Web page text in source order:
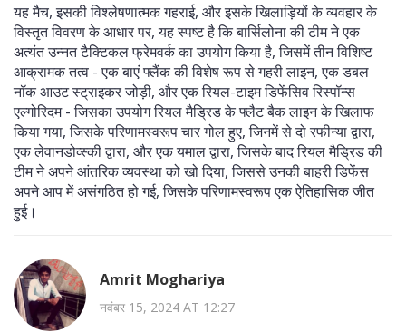
यह मैच, इसकी विश्लेषणात्मक गहराई, और इसके खिलाड़ियों के व्यवहार के
विस्तृत विवरण के आधार पर, यह स्पष्ट है कि बार्सिलोना की टीम ने एक
अत्यंत उन्नत टैक्टिकल फ्रेमवर्क का उपयोग किया है, जिसमें तीन विशिष्ट
आक्रामक तत्व - एक बाएं फ्लैंक की विशेष रूप से गहरी लाइन, एक डबल
नॉक आउट स्ट्राइकर जोड़ी, और एक रियल-टाइम डिफेंसिव रिस्पॉन्स
एल्गोरिदम - जिसका उपयोग रियल मैड्रिड के फ्लैट बैक लाइन के खिलाफ
किया गया, जिसके परिणामस्वरूप चार गोल हुए, जिनमें से दो रफीन्या द्वारा,
एक लेवानडोव्स्की द्वारा, और एक यमाल द्वारा, जिसके बाद रियल मैड्रिड की
टीम ने अपने आंतरिक व्यवस्था को खो दिया, जिससे उनकी बाहरी डिफेंस
अपने आप में असंगठित हो गई, जिसके परिणामस्वरूप एक ऐतिहासिक जीत
हुई।
Amrit Moghariya
नवंबर 15, 2024 AT 12:27